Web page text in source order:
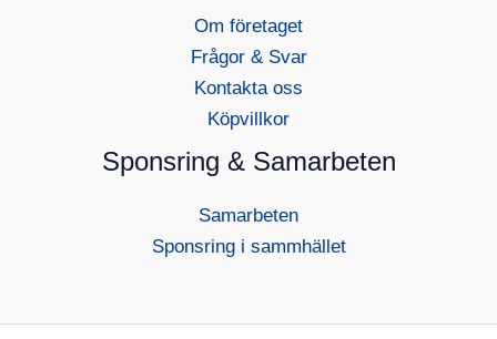
Om företaget
Frågor & Svar
Kontakta oss
Köpvillkor
Sponsring & Samarbeten
Samarbeten
Sponsring i sammhället